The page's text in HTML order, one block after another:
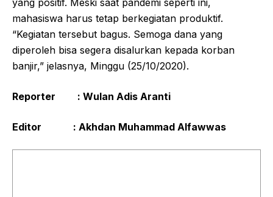
mahasiswa harus tetap berkegiatan produktif.
“Kegiatan tersebut bagus. Semoga dana yang
diperoleh bisa segera disalurkan kepada korban
banjir,” jelasnya, Minggu (25/10/2020).
Reporter : Wulan Adis Aranti
Editor : Akhdan Muhammad Alfawwas